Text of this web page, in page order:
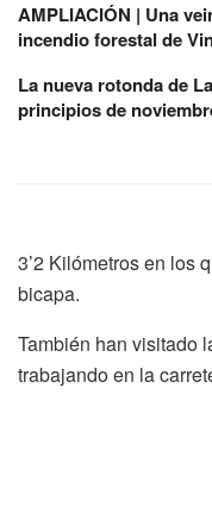
AMPLIACIÓN | Una
incendio forestal de
La nueva rotonda de
principios de
3’2 Kilómetros en los
bicapa.
También han visitado
trabajando en la